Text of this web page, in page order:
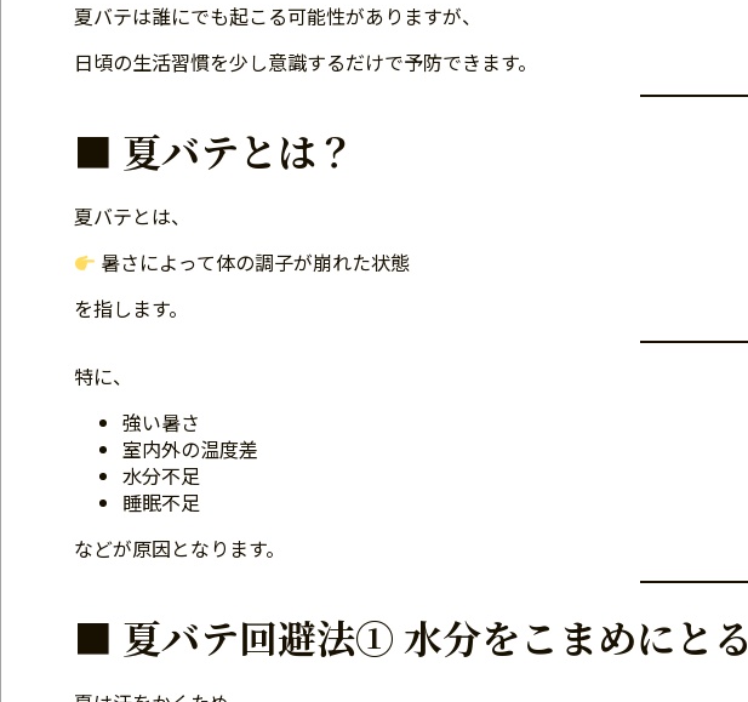
夏バテは誰にでも起こる可能性がありますが、
日頃の生活習慣を少し意識するだけで予防できます。
■ 夏バテとは？
夏バテとは、
暑さによって体の調子が崩れた状態
を指します。
特に、
強い暑さ
室内外の温度差
水分不足
睡眠不足
などが原因となります。
■ 夏バテ回避法① 水分をこまめにとる